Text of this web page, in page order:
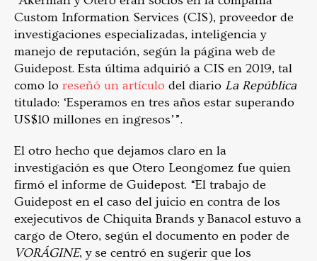
Custom Information Services (CIS), proveedor de
investigaciones especializadas, inteligencia y
manejo de reputación, según la página web de
Guidepost. Esta última adquirió a CIS en 2019, tal
como lo reseñó un artículo del diario La República
titulado: ‘Esperamos en tres años estar superando
US$10 millones en ingresos’”.
El otro hecho que dejamos claro en la
investigación es que Otero Leongomez fue quien
firmó el informe de Guidepost. “El trabajo de
Guidepost en el caso del juicio en contra de los
exejecutivos de Chiquita Brands y Banacol estuvo a
cargo de Otero, según el documento en poder de
VORÁGINE, y se centró en sugerir que los